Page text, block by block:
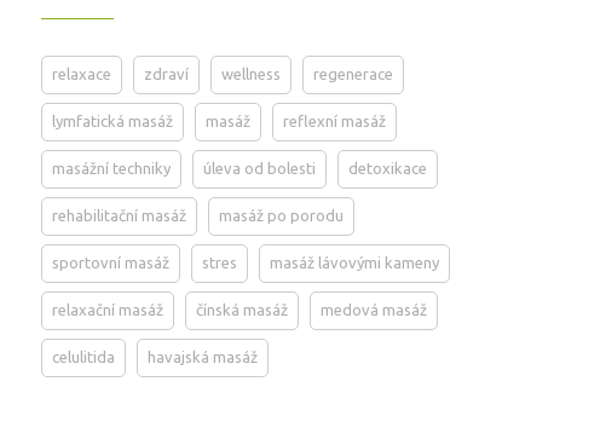
relaxace zdraví wellness regenerace
lymfatická masáž masáž reflexní masáž
masážní techniky úleva od bolesti detoxikace
rehabilitační masáž masáž po porodu
sportovní masáž stres masáž lávovými kameny
relaxační masáž čínská masáž medová masáž
celulitida havajská masáž